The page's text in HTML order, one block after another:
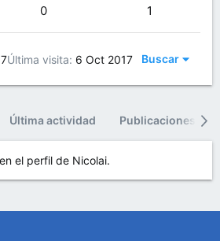
0 1
Última visita 6 Oct 2017 Buscar
Última actividad Publicaciones
el perfil de Nicolai.